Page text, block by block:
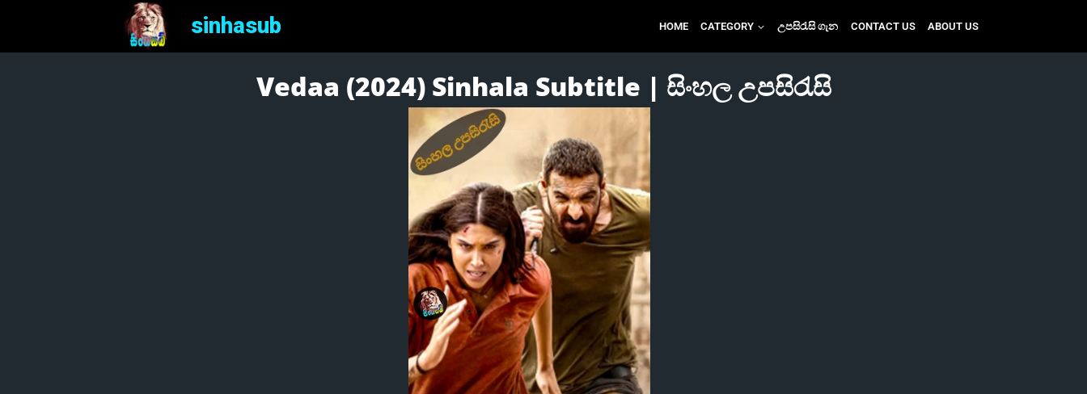
sinhasub HOME CATEGORY උපසිරැසි ගැන CONTACT US ABOUT US
Vedaa (2024) Sinhala Subtitle | සිංහල උපසිරැසි